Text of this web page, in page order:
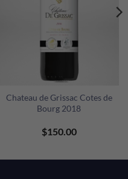
Chateau de Grissac Cotes de
Bourg 2018
$150.00